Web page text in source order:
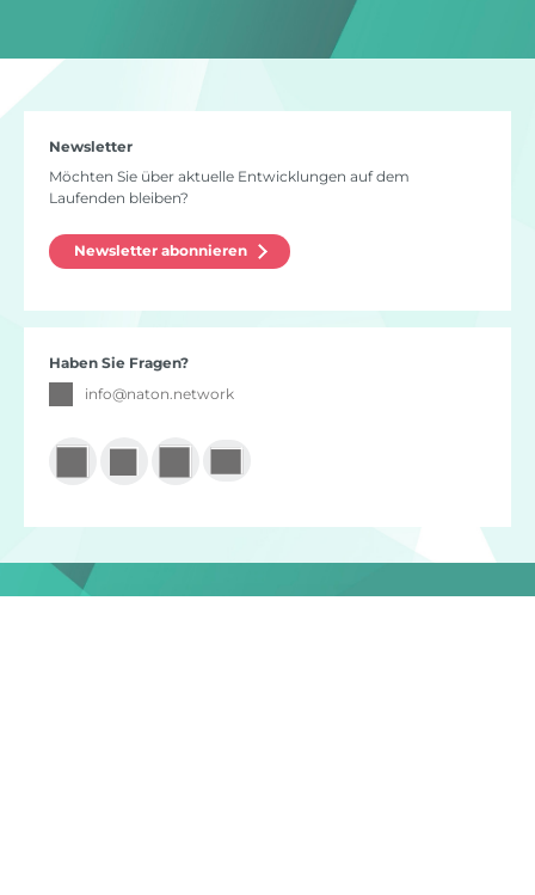
Newsletter
Möchten Sie über aktuelle Entwicklungen auf dem
Laufenden bleiben?
Newsletter abonnieren
Haben Sie Fragen?
info@naton.network